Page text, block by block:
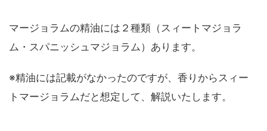
マージョラムの精油には２種類（スィートマジョラ
ム・スパニッシュマジョラム）あります。
※精油には記載がなかったのですが、香りからスィー
トマージョラムだと想定して、解説いたします。